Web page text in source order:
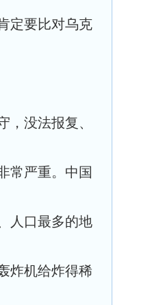
定要比对乌克
，没法报复、
常严重。中国
人口最多的地
炸机给炸得稀